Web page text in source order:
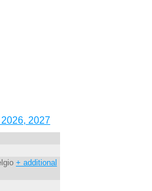
2027
+ additional